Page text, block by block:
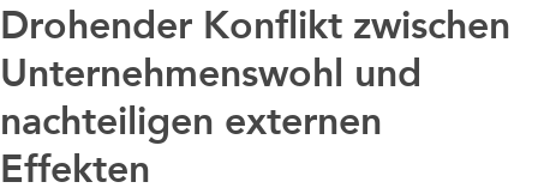
Drohender Konflikt zwischen
Unternehmenswohl und
nachteiligen externen
Effekten